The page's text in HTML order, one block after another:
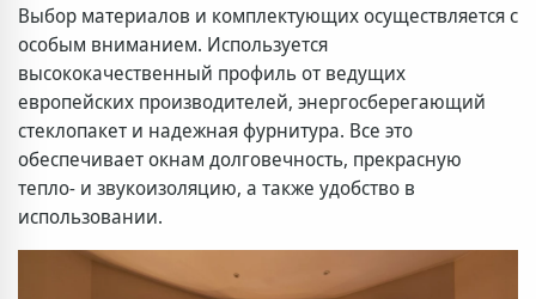
Выбор материалов и комплектующих осуществляется с
особым вниманием. Используется
высококачественный профиль от ведущих
европейских производителей, энергосберегающий
стеклопакет и надежная фурнитура. Все это
обеспечивает окнам долговечность, прекрасную
тепло- и звукоизоляцию, а также удобство в
использовании.